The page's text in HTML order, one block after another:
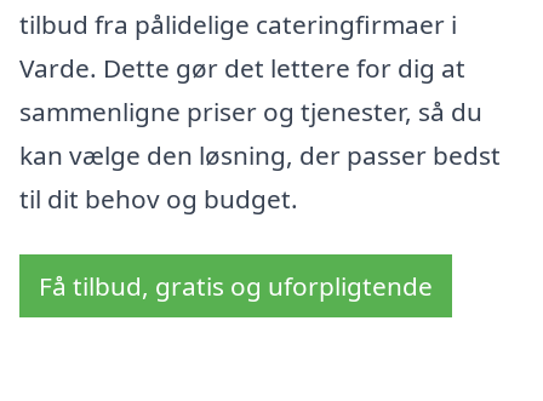
tilbud fra pålidelige cateringfirmaer i
Varde. Dette gør det lettere for dig at
sammenligne priser og tjenester, så du
kan vælge den løsning, der passer bedst
til dit behov og budget.
Få tilbud, gratis og uforpligtende